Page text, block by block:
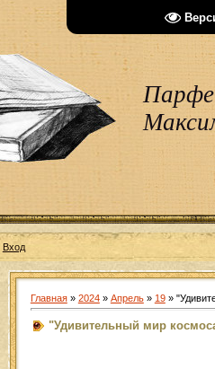
Вход
Главная» 2024 » Апрель » 19»
"Удивительный мир